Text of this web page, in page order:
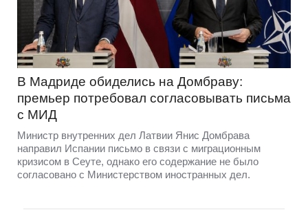
В Мадриде обиделись на Домбраву:
премьер потребовал согласовывать письма
с МИД
Министр внутренних дел Латвии Янис Домбрава
направил Испании письмо в связи с миграционным
кризисом в Сеуте, однако его содержание не было
согласовано с Министерством иностранных дел.